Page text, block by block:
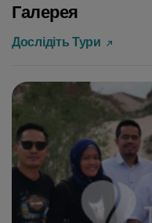
Галерея
Дослідіть Тури